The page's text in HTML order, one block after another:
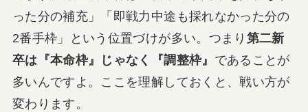
った分の補充」「即戦力中途も採れなかった分の
2番手枠」という位置づけが多い。つまり 第二新
卒は『本命枠』じゃなく『調整枠』 であることが
多いんですよ。ここを理解しておくと、戦い方が
変わります。